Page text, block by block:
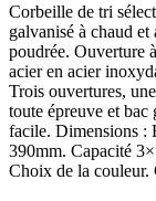
Corbeille de tri
galvanisé à chaud
poudrée. Ouverture
acier en acier
Trois ouvertures,
toute épreuve et
facile. Dimensions :
390mm. Capacité
Choix de la